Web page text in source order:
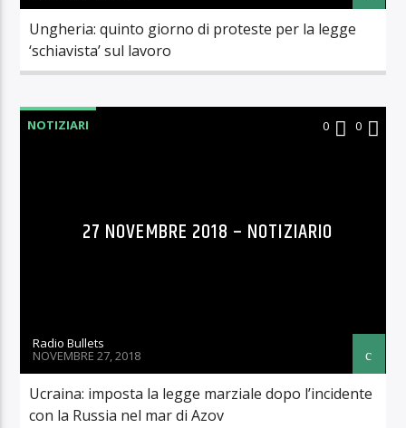
Ungheria: quinto giorno di proteste per la legge
‘schiavista’ sul lavoro
NOTIZIARI 0 0
27 NOVEMBRE 2018 – NOTIZIARIO
Radio Bullets
NOVEMBRE 27, 2018
Ucraina: imposta la legge marziale dopo l’incidente
con la Russia nel mar di Azov